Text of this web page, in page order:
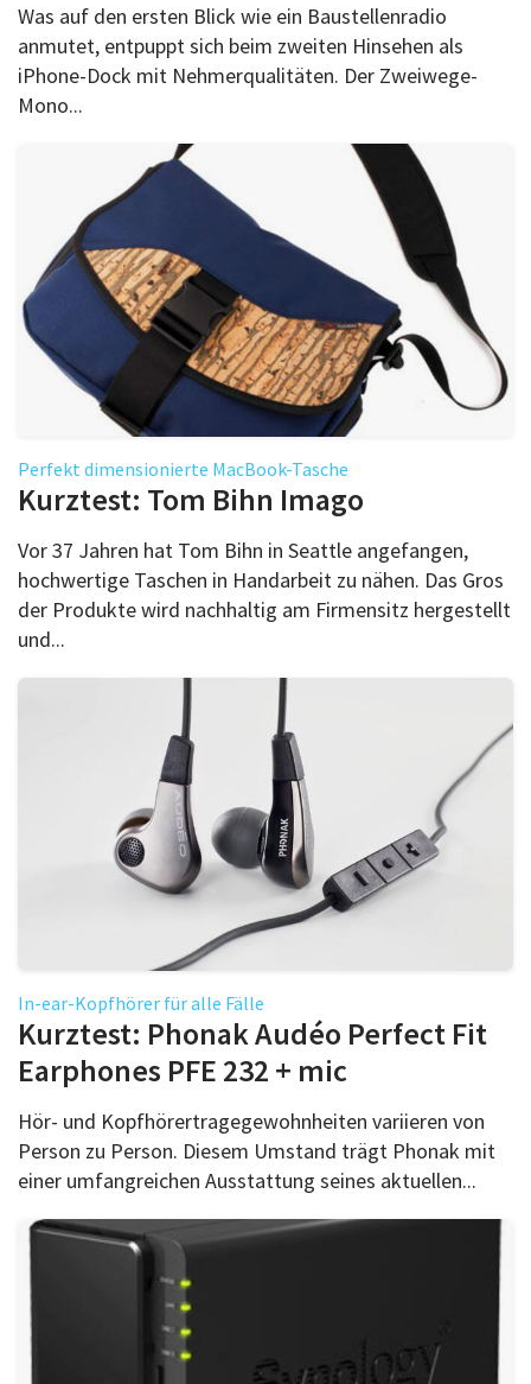
Was auf den ersten Blick wie ein Baustellenradio
anmutet, entpuppt sich beim zweiten Hinsehen als
iPhone-Dock mit Nehmerqualitäten. Der Zweiwege-
Mono...
Perfekt dimensionierte MacBook-Tasche
Kurztest: Tom Bihn Imago
Vor 37 Jahren hat Tom Bihn in Seattle angefangen,
hochwertige Taschen in Handarbeit zu nähen. Das Gros
der Produkte wird nachhaltig am Firmensitz hergestellt
und...
In-ear-Kopfhörer für alle Fälle
Kurztest: Phonak Audéo Perfect Fit
Earphones PFE 232 + mic
Hör- und Kopfhörertragegewohnheiten variieren von
Person zu Person. Diesem Umstand trägt Phonak mit
einer umfangreichen Ausstattung seines aktuellen...